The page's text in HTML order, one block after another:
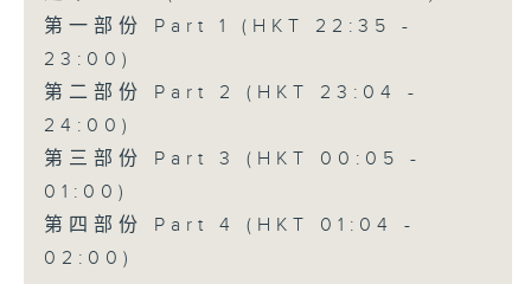
第一部份 Part 1 (HKT 22:35 -
23:00)
第二部份 Part 2 (HKT 23:04 -
24:00)
第三部份 Part 3 (HKT 00:05 -
01:00)
第四部份 Part 4 (HKT 01:04 -
02:00)